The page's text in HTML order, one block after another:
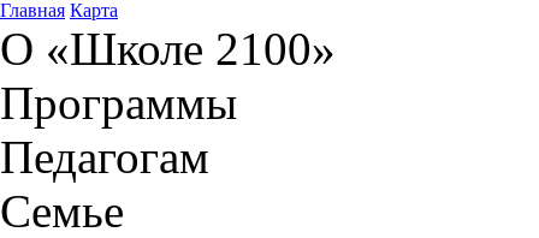
Главная Карта
О «Школе 2100»
Программы
Педагогам
Семье